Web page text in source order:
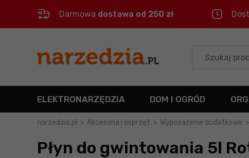
Menu główne
Informacje o produkcie
Do koszyka
Szczegółowe informacje
Darmowa dostawa od 250 zł
ELEKTRONARZĘDZIA DOM I OGRÓD
narzedzia.pl > Akcesoria i osprzęt > Wyposażenie dodatkowe >
Płyn do gwintowania 5l